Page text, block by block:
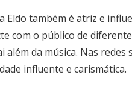
Eldo também é atriz e
com o público de
da música. Nas
influente e carismática.